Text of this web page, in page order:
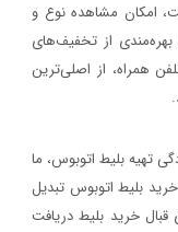
امکان مشاهده نوع و
از تخفیف‌های
همراه، از اصلی‌ترین
پشتیبانی‌ ۲۴ ساعته و سادگی تهیه بلیط اتوبوس، ما
بلیط اتوبوس تبدیل
هیچ کارمزدی قبال خرید بلیط دریافت